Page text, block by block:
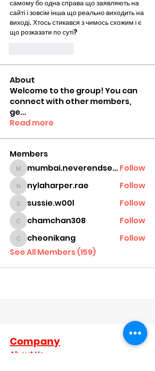
самому бо одна справа що заявляють на
сайті і зовсім інша що реально виходить на
виході. Хтось стикався з чимось схожим і є
що розказати по суті?
About
Welcome to the group! You can
connect with other members,
ge...
Read more
Members
mumbai.neverendservices mumbai.neverendservices Follow
nylaharper.rae
nylaharper.rae Follow
sussie.w00l
sussie.w00l Follow
chamchan308
chamchan308 Follow
cheonikang
cheonikang
Follow
See All Members (159)
Company
About Us